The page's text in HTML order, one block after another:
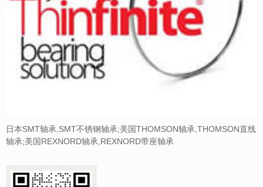
日本SMT轴承,SMT不锈钢轴承;美国THOMSON轴承,THOMSON直线
轴承;美国REXNORD轴承,REXNORD带座轴承